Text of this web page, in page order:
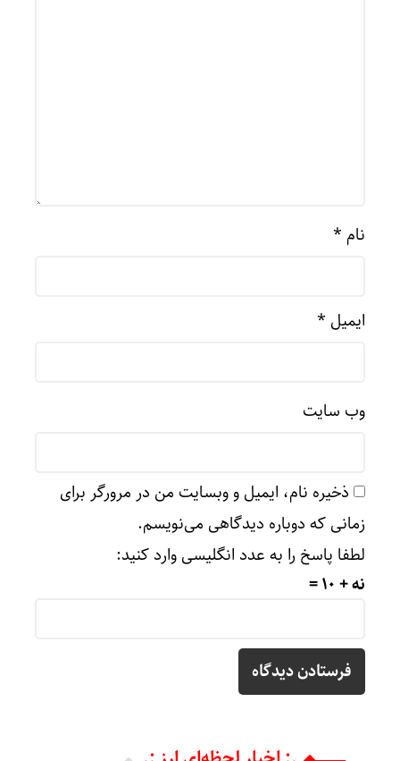
نام *
ایمیل *
وب‌ سایت
ذخیره نام، ایمیل و وبسایت من در مرورگر برای
زمانی که دوباره دیدگاهی می‌نویسم.
لطفا پاسخ را به عدد انگلیسی وارد کنید:
نه + 10 =